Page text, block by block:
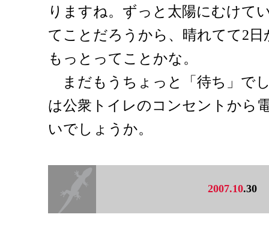
りますね。ずっと太陽にむけて
てことだろうから、晴れてて2
もっとってことかな。
まだもうちょっと「待ち」で
は公衆トイレのコンセントから
いでしょうか。
2007.10.30